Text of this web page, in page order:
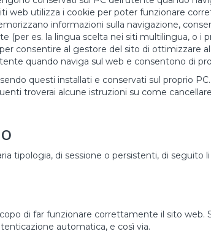
web utilizza i cookie per poter funzionare
informazioni sulla navigazione,
es. la lingua scelta nei siti multilingua, o i
consentire al gestore del sito di ottimizzare
quando naviga sul web e consentono di
questi installati e conservati sul proprio
troverai alcune istruzioni su come
tipologia, di sessione o persistenti, di
di far funzionare correttamente il sito
automatica, e così via.